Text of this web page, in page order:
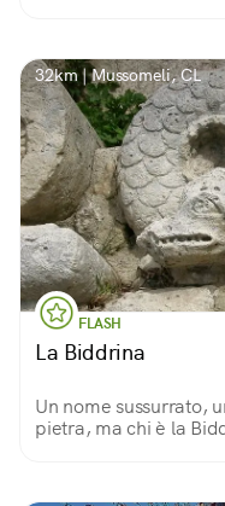
32km | Mussomeli, CL
FLASH
La Biddrina
Un nome sussurrato,
pietra, ma chi è la